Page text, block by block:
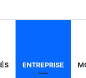
ENTREPRISE